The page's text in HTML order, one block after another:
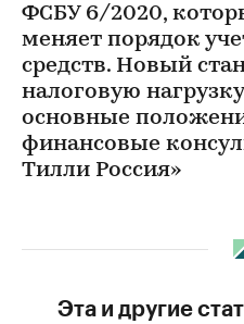
ФСБУ 6/2020,
меняет порядок
средств. Новый
налоговую
основные
финансовые
Тилли Россия»
Эта и другие